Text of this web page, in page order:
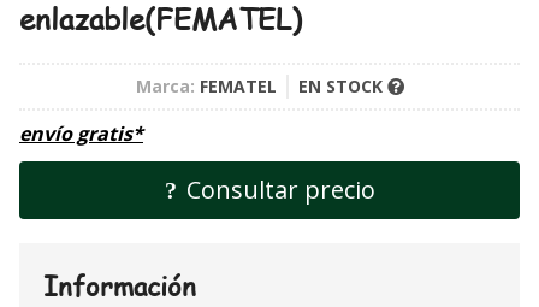
enlazable(FEMATEL)
Marca: FEMATEL EN STOCK
envío gratis*
Consultar precio
Información